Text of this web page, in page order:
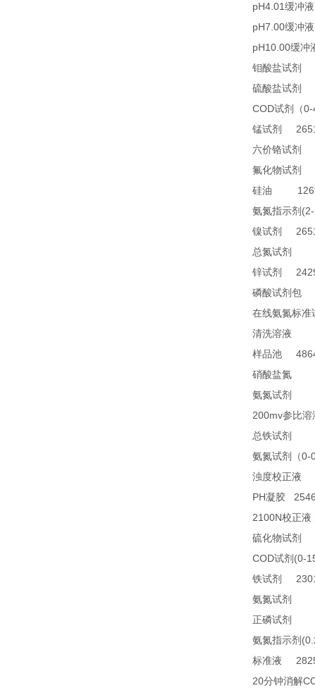
pH4.01 缓冲液
pH7.00缓冲液
pH10.00缓冲
钼酸盐试剂
硫酸盐试剂
COD试剂（
锰试剂
六价铬试剂
氟化物试剂
硅油
氨氮指示剂
镍试剂
总氮试剂
锌试剂
磷酸试剂包
在线氨氮标准
清洗溶液
样品池
硝酸盐氮
氨氮试剂
200mv参比溶
总铁试剂
氨氮试剂（0-
浊度校正液
PH凝胶
2100N校正液
硫化物试剂
COD试剂 (0-
铁试剂
氨氮试剂
正磷试剂
氨氮指示剂
标准液
20分钟消解